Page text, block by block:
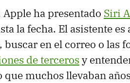
ha presentado Siri
la fecha. El asistente es
en el correo o las
de terceros y
muchos llevaban